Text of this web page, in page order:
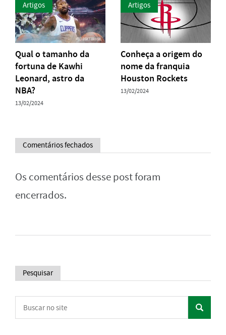
Artigos
Qual o tamanho da
fortuna de Kawhi
Leonard, astro da
NBA?
13/02/2024
Artigos
Conheça a origem do
nome da franquia
Houston Rockets
13/02/2024
Comentários fechados
Os comentários desse post foram
encerrados.
Pesquisar